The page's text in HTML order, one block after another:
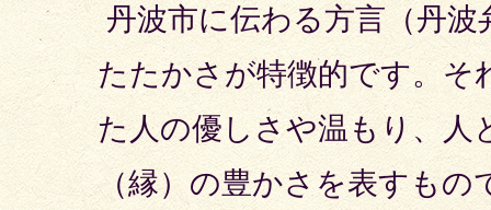
丹波市に伝わる方言（丹
たたかさが特徴的です。そ
た人の優しさや温もり、人
（縁）の豊かさを表すもの